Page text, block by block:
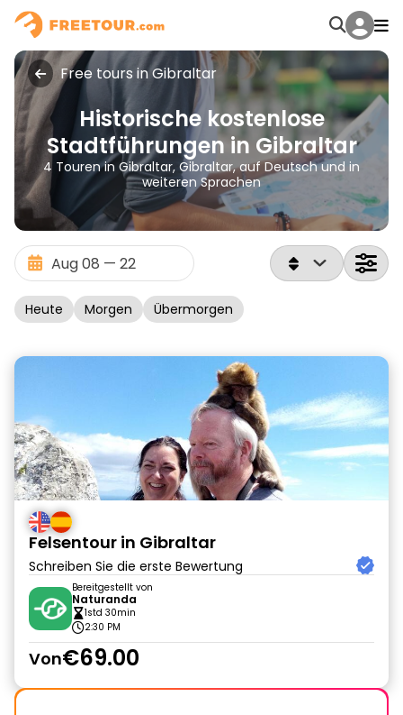
Free tours in Gibraltar
Historische kostenlose
Stadtführungen in Gibraltar
4 Touren in Gibraltar, Gibraltar, auf Deutsch und in
weiteren Sprachen
Heute Morgen Übermorgen
Felsentour in Gibraltar
Schreiben Sie die erste Bewertung
Bereitgestellt von
Naturanda
1std 30min
2:30 PM
Von€69.00